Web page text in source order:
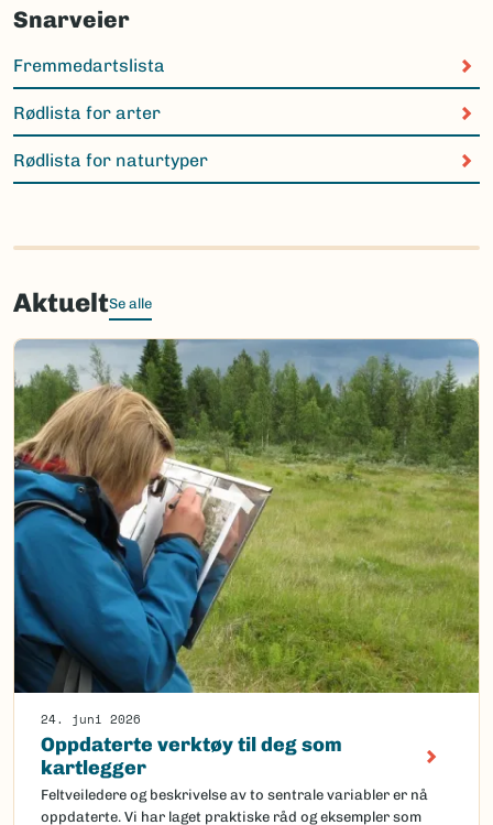
Snarveier
Fremmedartslista
Rødlista for arter
Rødlista for naturtyper
AktueltSe alle
24. juni 2026
Oppdaterte verktøy til deg som
kartlegger
Feltveiledere og beskrivelse av to sentrale variabler er nå
oppdaterte. Vi har laget praktiske råd og eksempler som